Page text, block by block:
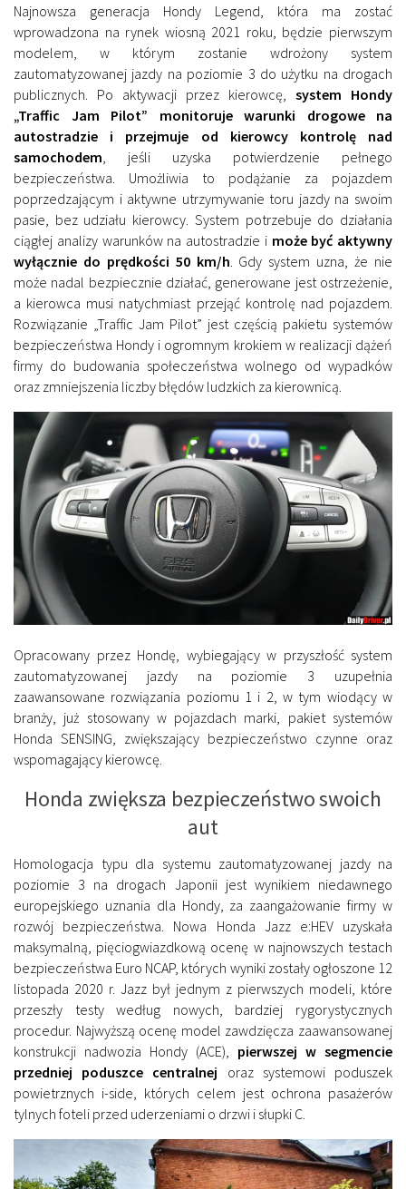
Najnowsza generacja Hondy Legend, która ma zostać
wprowadzona na rynek wiosną 2021 roku, będzie pierwszym
modelem, w którym zostanie wdrożony system
zautomatyzowanej jazdy na poziomie 3 do użytku na drogach
publicznych. Po aktywacji przez kierowcę, system Hondy
„Traffic Jam Pilot” monitoruje warunki drogowe na
autostradzie i przejmuje od kierowcy kontrolę nad
samochodem , jeśli uzyska potwierdzenie pełnego
bezpieczeństwa. Umożliwia to podążanie za pojazdem
poprzedzającym i aktywne utrzymywanie toru jazdy na swoim
pasie, bez udziału kierowcy. System potrzebuje do działania
ciągłej analizy warunków na autostradzie i może być aktywny
wyłącznie do prędkości 50 km/h . Gdy system uzna, że nie
może nadal bezpiecznie działać, generowane jest ostrzeżenie,
a kierowca musi natychmiast przejąć kontrolę nad pojazdem.
Rozwiązanie „Traffic Jam Pilot” jest częścią pakietu systemów
bezpieczeństwa Hondy i ogromnym krokiem w realizacji dążeń
firmy do budowania społeczeństwa wolnego od wypadków
oraz zmniejszenia liczby błędów ludzkich za kierownicą.
Opracowany przez Hondę, wybiegający w przyszłość system
zautomatyzowanej jazdy na poziomie 3 uzupełnia
zaawansowane rozwiązania poziomu 1 i 2, w tym wiodący w
branży, już stosowany w pojazdach marki, pakiet systemów
Honda SENSING, zwiększający bezpieczeństwo czynne oraz
wspomagający kierowcę.
Honda zwiększa bezpieczeństwo swoich
aut
Homologacja typu dla systemu zautomatyzowanej jazdy na
poziomie 3 na drogach Japonii jest wynikiem niedawnego
europejskiego uznania dla Hondy, za zaangażowanie firmy w
rozwój bezpieczeństwa. Nowa Honda Jazz e:HEV uzyskała
maksymalną, pięciogwiazdkową ocenę w najnowszych testach
bezpieczeństwa Euro NCAP, których wyniki zostały ogłoszone 12
listopada 2020 r. Jazz był jednym z pierwszych modeli, które
przeszły testy według nowych, bardziej rygorystycznych
procedur. Najwyższą ocenę model zawdzięcza zaawansowanej
konstrukcji nadwozia Hondy (ACE), pierwszej w segmencie
przedniej poduszce centralnej oraz systemowi poduszek
powietrznych i-side, których celem jest ochrona pasażerów
tylnych foteli przed uderzeniami o drzwi i słupki C.